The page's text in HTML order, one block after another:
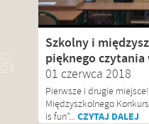
Szkolny i
pięknego
01 czerwca 2018
Pierwsze i drugie
Międzyszkolnego
is fun”... CZYTAJ DALEJ